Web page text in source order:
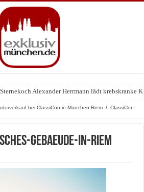
Alexander Herrmann lädt krebskranke
zum Treffpunkt der Lingerie-Branche wurde
bei ClassiCon in München-Riem / ClassiCon-
Gebaeude-in-Riem